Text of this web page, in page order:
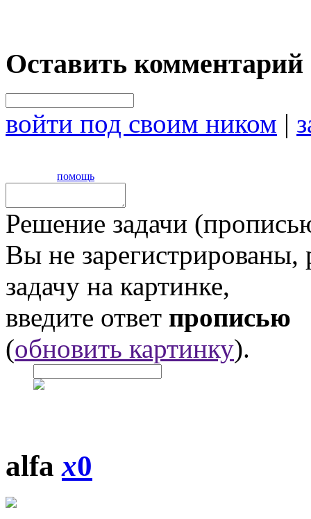
Оставить комментарий
войти под своим ником |
помощь
Решение задачи
Вы не
задачу на картинке,
введите ответ прописью
(обновить картинку).
alfax0